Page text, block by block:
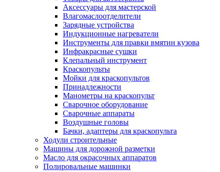
Аксессуары для мастерской
Влагомаслоотделители
Зарядные устройства
Индукционные нагреватели
Инструменты для правки вмятин кузова
Инфракрасные сушки
Клепальный инструмент
Краскопульты
Мойки для краскопультов
Принадлежности
Манометры на краскопульт
Сварочное оборудование
Сварочные аппараты
Воздушные головы
Бачки, адаптеры для краскопульта
Ходули строительные
Машины для дорожной разметки
Масло для окрасочных аппаратов
Полировальные машинки